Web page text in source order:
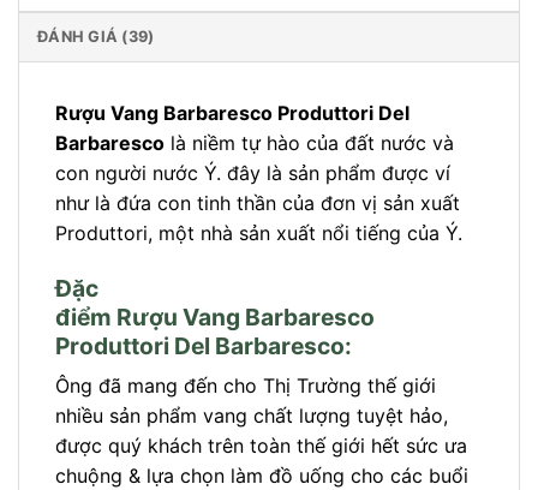
ĐÁNH GIÁ (39)
Rượu Vang Barbaresco Produttori Del
Barbaresco là niềm tự hào của đất nước và
con người nước Ý. đây là sản phẩm được ví
như là đứa con tinh thần của đơn vị sản xuất
Produttori, một nhà sản xuất nổi tiếng của Ý.
Đặc
điểm Rượu Vang Barbaresco
Produttori Del Barbaresco:
Ông đã mang đến cho Thị Trường thế giới
nhiều sản phẩm vang chất lượng tuyệt hảo,
được quý khách trên toàn thế giới hết sức ưa
chuộng & lựa chọn làm đồ uống cho các buổi